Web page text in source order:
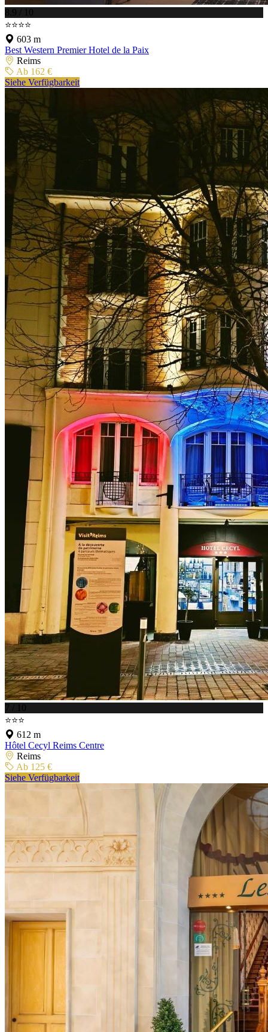
8.9 / 10
⭐⭐⭐⭐
603 m
Best Western Premier Hotel de la Paix
Reims
Ab 162 €
Siehe Verfügbarkeit
7 / 10
⭐⭐⭐
612 m
Hôtel Cecyl Reims Centre
Reims
Ab 125 €
Siehe Verfügbarkeit